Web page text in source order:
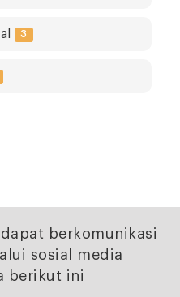
3
berkomunikasi
sosial media
berikut ini